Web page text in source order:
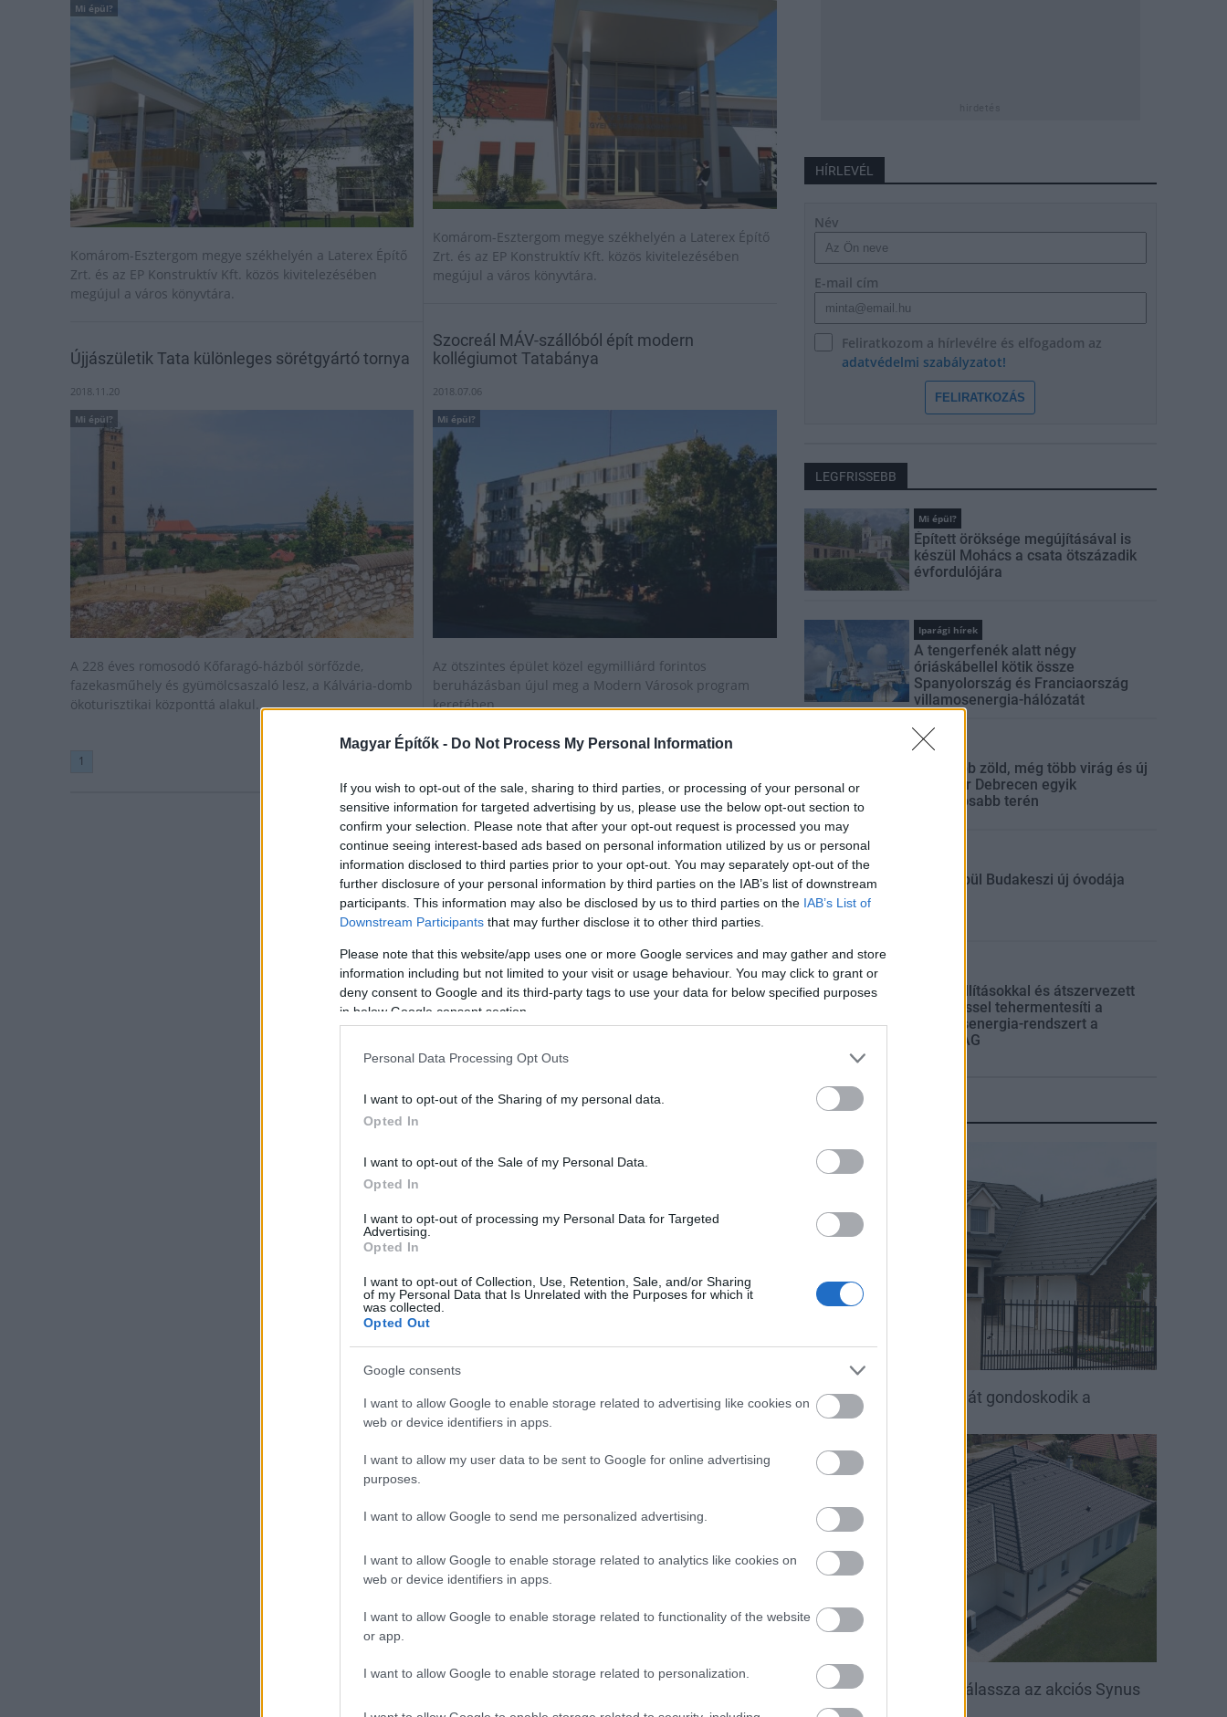
Magyar Építők - Do Not Process My Personal Information
If you wish to opt-out of the sale, sharing to third parties, or processing of your personal or
sensitive information for targeted advertising by us, please use the below opt-out section to
confirm your selection. Please note that after your opt-out request is processed you may
continue seeing interest-based ads based on personal information utilized by us or personal
information disclosed to third parties prior to your opt-out. You may separately opt-out of the
further disclosure of your personal information by third parties on the IAB’s list of downstream
participants. This information may also be disclosed by us to third parties on the IAB’s List of
Downstream Participants that may further disclose it to other third parties.
Please note that this website/app uses one or more Google services and may gather and store
information including but not limited to your visit or usage behaviour. You may click to grant or
deny consent to Google and its third-party tags to use your data for below specified purposes
in below Google consent section.
Personal Data Processing Opt Outs
I want to opt-out of the Sharing of my personal data.
Opted In
I want to opt-out of the Sale of my Personal Data.
Opted In
I want to opt-out of processing my Personal Data for Targeted
Advertising.
Opted In
I want to opt-out of Collection, Use, Retention, Sale, and/or Sharing
of my Personal Data that Is Unrelated with the Purposes for which it
was collected.
Opted Out
Google consents
I want to allow Google to enable storage related to advertising like cookies on
web or device identifiers in apps.
I want to allow my user data to be sent to Google for online advertising
purposes.
I want to allow Google to send me personalized advertising.
I want to allow Google to enable storage related to analytics like cookies on
web or device identifiers in apps.
I want to allow Google to enable storage related to functionality of the website
or app.
I want to allow Google to enable storage related to personalization.
Mi épül?
Komárom-Esztergom megye székhelyén a Laterex Építő
Zrt. és az EP Konstruktív Kft. közös kivitelezésében
megújul a város könyvtára.
Újjászületik Tata különleges sörétgyártó tornya
2018.11.20
Mi épül?
A 228 éves romosodó Kőfaragó-házból sörfőzde,
fazekasműhely és gyümölcsaszaló lesz, a Kálvária-domb
ökoturisztikai központtá alakul.
Komárom-Esztergom megye székhelyén a Laterex Építő
Zrt. és az EP Konstruktív Kft. közös kivitelezésében
megújul a város könyvtára.
Szocreál MÁV-szállóból épít modern
kollégiumot Tatabánya
2018.07.06
Mi épül?
Az ötszintes épület közel egymilliárd forintos
beruházásban újul meg a Modern Városok program
keretében.
1
HÍRLEVÉL
Név
E-mail cím
Feliratkozom a hírlevélre és elfogadom az
adatvédelmi szabályzatot!
FELIRATKOZÁS
LEGFRISSEBB
Mi épül?
Épített öröksége megújításával is
készül Mohács a csata ötszázadik
évfordulójára
Iparági hírek
A tengerfenék alatt négy
óriáskábellel kötik össze
Spanyolország és Franciaország
villamosenergia-hálózatát
Mi épül?
Még több zöld, még több virág és új
játszótér Debrecen egyik
legfontosabb terén
Fából épül Budakeszi új óvodája
Gyárleállításokkal és átszervezett
termeléssel tehermentesíti a
villamosenergia-rendszert a
STRABAG
KIRAKAT
Kirakat
Tető, ami évtizedeken át gondoskodik a
családról
Döntsön könnyedén: válassza az akciós Synus
tetőcserepet!